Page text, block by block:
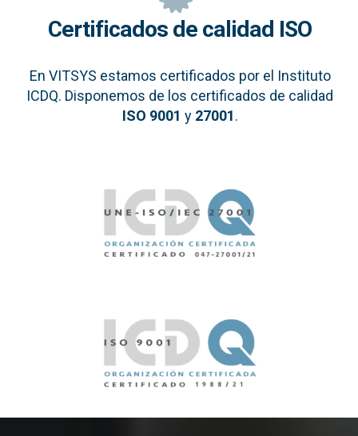
Certificados de calidad ISO
En VITSYS estamos certificados por el Instituto
ICDQ. Disponemos de los certificados de calidad
ISO 9001 y 27001.